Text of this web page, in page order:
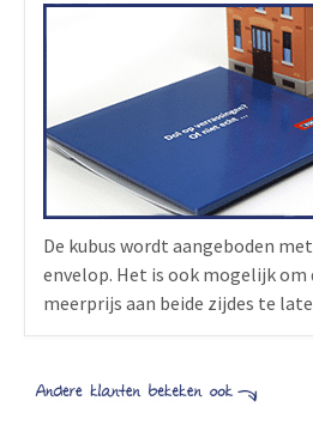
De kubus wordt aangeboden
envelop. Het is ook mogelijk om
meerprijs aan beide zijdes te